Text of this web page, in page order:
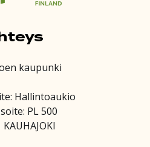
kaupunki
Hallintoaukio
PL 500